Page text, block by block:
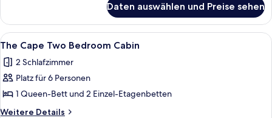
anzeigen
Ferienhütte
(Family
Beach
1)
Daten auswählen und Preise sehen
Alle
Fotos
für
The
Cape
Two
Ein ordentlich bezogenes Bett mit
7
The Cape Two Bedroom Cabin
2 Schlafzimmer
Platz für 6 Personen
1 Queen-Bett und 2 Einzel-Etagenbetten
Weitere Details
Weitere